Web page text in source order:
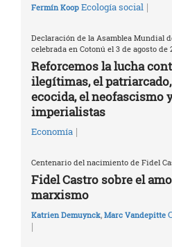
Fermín Koop Ecología social |
Declaración de la Asamblea Mundial
celebrada en Cotonú el 3 de agosto de
Reforcemos la lucha
ilegítimas, el
ecocida, el neofascismo
imperialistas
Economía |
Centenario del nacimiento de Fidel
Fidel Castro sobre el
marxismo
Katrien Demuynck, Marc Vandepitte
|